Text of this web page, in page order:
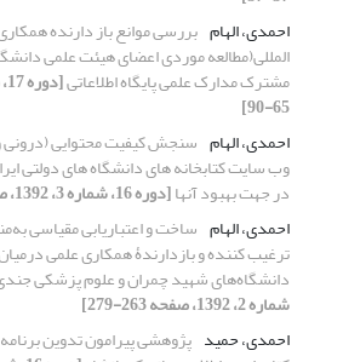
احمدی، الهام بررسی موانع باز دارنده
المللی(مطالعه موردی اعضای هیئت علمی
مشترک مدارک علمی پایگاه اطلاعاتی
65-90]
احمدی، الهام سنجش کیفیت محتوایی (درونی
وب سایت کتابخانه های دانشگاه های دولتی
در جهت بهبود آنها[دوره 16، شماره 3، 1392، صفحه 175-197]
احمدی، الهام ساخت و اعتباریابی مقیاسی
ترغیب کننده و بازدارندۀ همکاری علمی
دانشگاه‌های شهید چمران و علوم پزشکی
شماره 2، 1392، صفحه 263-279]
احمدی، حمید پژوهشی پیرامون تدوین